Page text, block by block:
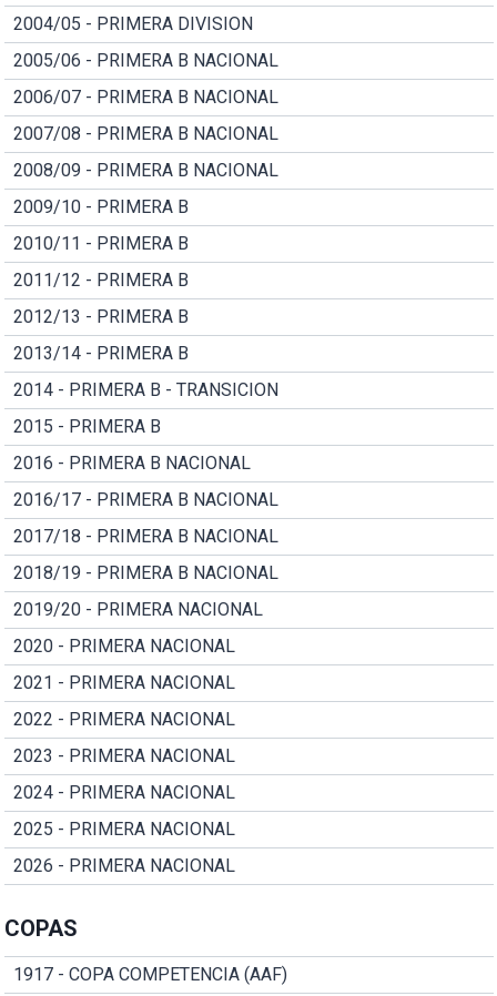
2004/05 - PRIMERA DIVISION
2005/06 - PRIMERA B NACIONAL
2006/07 - PRIMERA B NACIONAL
2007/08 - PRIMERA B NACIONAL
2008/09 - PRIMERA B NACIONAL
2009/10 - PRIMERA B
2010/11 - PRIMERA B
2011/12 - PRIMERA B
2012/13 - PRIMERA B
2013/14 - PRIMERA B
2014 - PRIMERA B - TRANSICION
2015 - PRIMERA B
2016 - PRIMERA B NACIONAL
2016/17 - PRIMERA B NACIONAL
2017/18 - PRIMERA B NACIONAL
2018/19 - PRIMERA B NACIONAL
2019/20 - PRIMERA NACIONAL
2020 - PRIMERA NACIONAL
2021 - PRIMERA NACIONAL
2022 - PRIMERA NACIONAL
2023 - PRIMERA NACIONAL
2024 - PRIMERA NACIONAL
2025 - PRIMERA NACIONAL
2026 - PRIMERA NACIONAL
COPAS
1917 - COPA COMPETENCIA (AAF)